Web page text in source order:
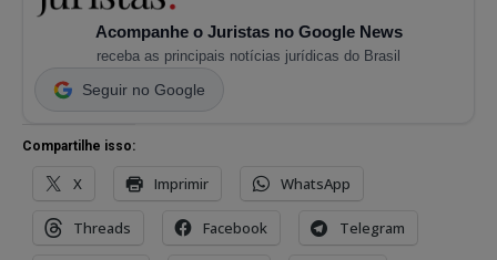
Acompanhe o Juristas no Google News
receba as principais notícias jurídicas do Brasil
Seguir no Google
Compartilhe isso:
X Imprimir WhatsApp
Threads Facebook Telegram